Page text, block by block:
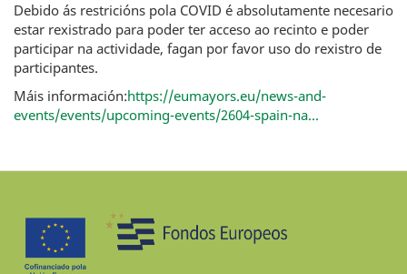
Debido ás restricións pola COVID é absolutamente necesario
estar rexistrado para poder ter acceso ao recinto e poder
participar na actividade, fagan por favor uso do rexistro de
participantes.
Máis información:https://eumayors.eu/news-and-
events/events/upcoming-events/2604-spain-na...